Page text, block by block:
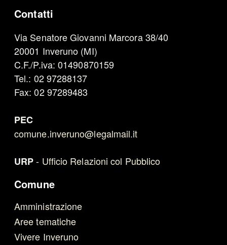
Contatti
Via Senatore Giovanni Marcora 38/40
20001 Inveruno (MI)
C.F./P.iva: 01490870159
Tel.: 02 97288137
Fax: 02 97289483
PEC
comune.inveruno@legalmail.it
URP- Ufficio Relazioni col Pubblico
Comune
Amministrazione
Aree tematiche
Vivere Inveruno